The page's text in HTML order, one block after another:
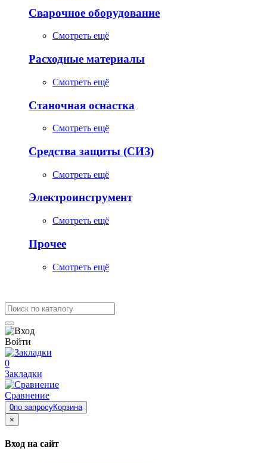
Сварочное оборудование
Смотреть ещё
Расходные материалы
Смотреть ещё
Станочная оснастка
Смотреть ещё
Средства защиты (СИЗ)
Смотреть ещё
Электроинструмент
Смотреть ещё
Прочее
Смотреть ещё
Войти
0
Закладки
Сравнение
0по запросуКорзина
×
Вход на сайт